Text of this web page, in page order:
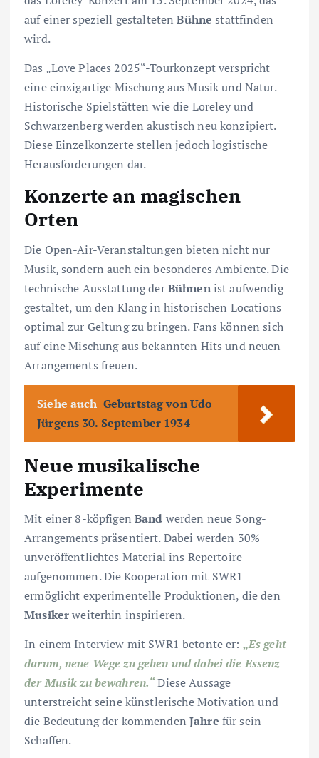
auf einer speziell gestaltetenBühne stattfinden
wird.
Das „Love Places 2025“-Tourkonzept verspricht
eine einzigartige Mischung aus Musik und Natur.
Historische Spielstätten wie die Loreley und
Schwarzenberg werden akustisch neu konzipiert.
Diese Einzelkonzerte stellen jedoch logistische
Herausforderungen dar.
Konzerte an magischen
Orten
Die Open-Air-Veranstaltungen bieten nicht nur
Musik, sondern auch ein besonderes Ambiente. Die
technische Ausstattung derBühnenist aufwendig
gestaltet, um den Klang in historischen Locations
optimal zur Geltung zu bringen. Fans können sich
auf eine Mischung aus bekannten Hits und neuen
Arrangements freuen.
Siehe auch Geburtstag von Udo
Jürgens 30. September 1934
Neue musikalische
Experimente
Mit einer 8-köpfigenBand werden neue Song-
Arrangements präsentiert. Dabei werden 30%
unveröffentlichtes Material ins Repertoire
aufgenommen. Die Kooperation mit SWR1
ermöglicht experimentelle Produktionen, die den
Musikerweiterhin inspirieren.
In einem Interview mit SWR1 betonte er: „Es geht
darum, neue Wege zu gehen und dabei die Essenz
der Musik zu bewahren.“Diese Aussage
unterstreicht seine künstlerische Motivation und
die Bedeutung der kommendenJahre für sein
Schaffen.